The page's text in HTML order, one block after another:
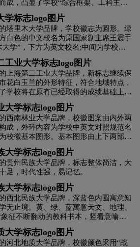
橙色logo设计
地产logo设计 电logo设计
产品logo设计
E字母酒店logo设计
标志logo设计
红色logo设计 果汁logo设计
计 国logo设计
品logo设计
计 H字母酒店logo设计
色logo设计 褐色logo设计
成，凸显了学校“综合框架、工科主
色”的学科专业体系，也表明了学校围
强国”战略和“一带一路”建设，为加快
应用研究型海洋大学而努力奋斗的精神
学标志logo图片
塔里木大学品牌，学校徽志为圆形。绿
白色的中文校名为原国家副主席王震手
大学”，下方为英文校名;中间为学校建
楼，下面为带有红圈的白色背景;
立年份。
工业大学标志logo图片
上海第二工业大学品牌，新标志继续保
花白玉兰的外形特征，符合地域特点，
学校将在原有已经取得的成绩基础上会
展前景。
大学标志logo图片
西南林业大学品牌，校徽图案由内外两
成，外环内容为学校中英文对照规范名
校徽基本图形。基本图形由上下两部分
棵“智慧之树”，凸显西林以林学学科为
物环境学科为特色的大学风貌，上半部
的树冠，象征西林位于“彩云之南”的地
半部分由五本打开的书组成，象征西林
文化底蕴。校徽的颜色采用代表生命的
西林充满蓬勃的生机和无限的活力。
大学标志logo图片
贵州民族大学品牌，标志整体简洁，大
足，时代性强，易记忆。
大学标志logo图片
西北民族大学品牌，深蓝色内圆寓意知
无止境。黄、绿、蓝寓意天文、地理、
象征不断翻动的教科书本，竖看意喻无
术台阶，形象地展示了民大师生奋发向
知的科学精神。
大学标志logo图片
河北地质大学品牌，校徽颜色采用“战